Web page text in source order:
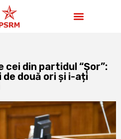
din partidul “Șor”:
două ori și i-ați